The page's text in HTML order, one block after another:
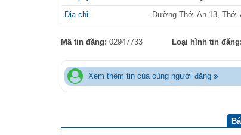
Địa chỉ Đường Thới An 13, Thới
Mã tin đăng: 02947733 Loại hình tin đăng:
Xem thêm tin của cùng người đăng